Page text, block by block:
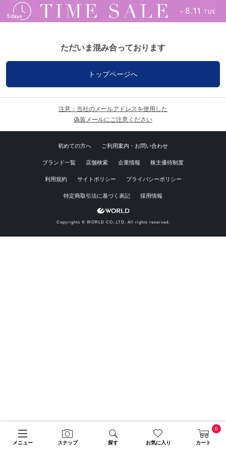
メニュー スナップ 探す お気に入り カート
0
ただいま混み合っております
トップページへ
注意：当社のメールアドレスを使用した
偽装メールにご注意ください
初めての方へ ご利用案内・お問い合わせ
ブランド一覧 店舗検索 企業情報 株主優待制度
利用規約 サイトポリシー プライバシーポリシー
特定商取引法に基づく表記 採用情報
Copyrights © WORLD CO.,LTD. All rights reserved.